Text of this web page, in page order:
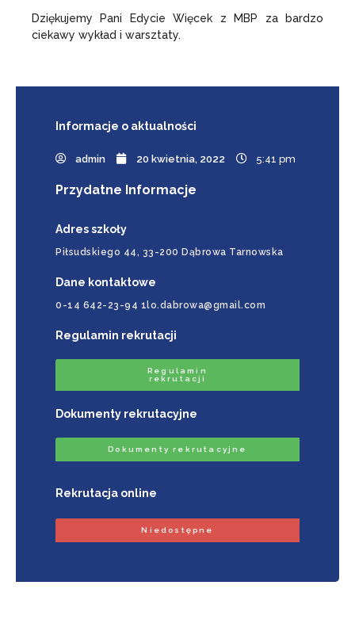
Dziękujemy Pani Edycie Więcek z MBP za bardzo
ciekawy wykład i warsztaty.
Informacje o aktualności
admin 20 kwietnia, 2022 5:41 pm
Przydatne Informacje
Adres szkoły
Piłsudskiego 44, 33-200 Dąbrowa Tarnowska
Dane kontaktowe
0-14 642-23-94 1lo.dabrowa@gmail.com
Regulamin rekrutacji
Regulamin
rekrutacji
Dokumenty rekrutacyjne
Dokumenty rekrutacyjne
Rekrutacja online
Niedostępne